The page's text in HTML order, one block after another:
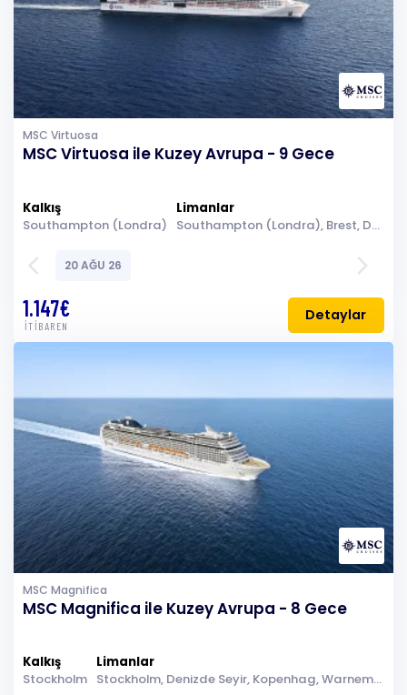
MSC Virtuosa
MSC Virtuosa ile Kuzey Avrupa - 9 Gece
Kalkış
Southampton (Londra)
Limanlar
Southampton (Londra), Brest, Denizde Seyir, Lizbon (Cascais), Cebelitarık, Malaga (Granada), Cadiz (Seville), Denizde Seyir, Denizde Seyir, Southampton (Londra)
arrow_back_ios 20 AĞU 26 arrow_forward_ios
1.147€
İTİBAREN
Detaylar
MSC Magnifica
MSC Magnifica ile Kuzey Avrupa - 8 Gece
Kalkış
Stockholm
Limanlar
Stockholm, Denizde Seyir, Kopenhag, Warnemunde (Berlin), Denizde Seyir, Stavanger (Lysefijord), Eidfjord, Kristiansand, Oslo